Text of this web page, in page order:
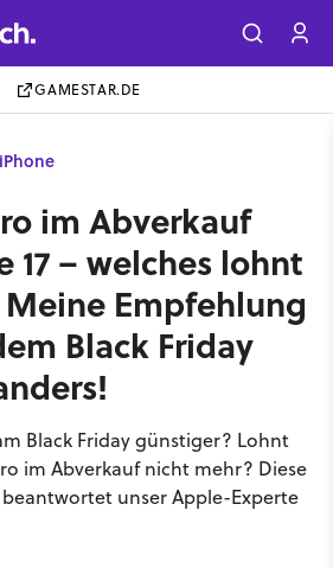
GAMESTAR.DE
iPhone
im Abverkauf
17 – welches lohnt
Empfehlung
Black Friday
Black Friday günstiger? Lohnt
im Abverkauf nicht mehr? Diese
unser Apple-Experte